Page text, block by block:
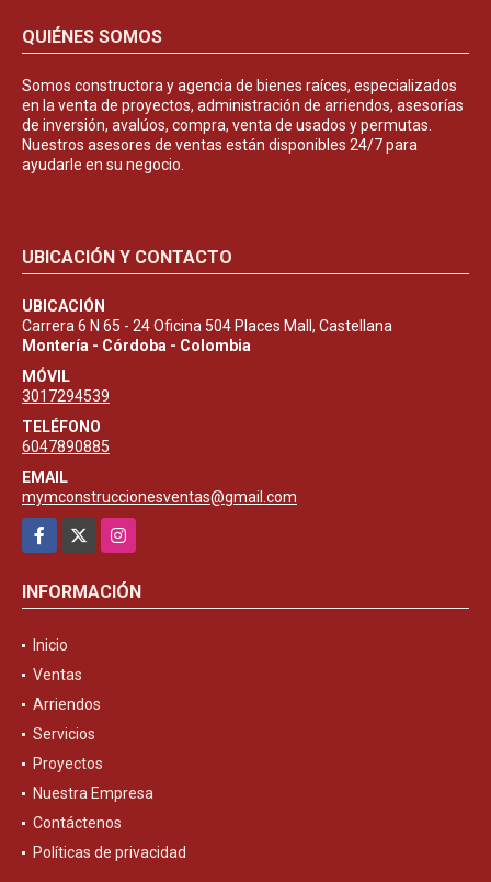
QUIÉNES SOMOS
Somos constructora y agencia de bienes raíces, especializados
en la venta de proyectos, administración de arriendos, asesorías
de inversión, avalúos, compra, venta de usados y permutas.
Nuestros asesores de ventas están disponibles 24/7 para
ayudarle en su negocio.
UBICACIÓN Y CONTACTO
UBICACIÓN
Carrera 6 N 65 - 24 Oficina 504 Places Mall, Castellana
Montería - Córdoba - Colombia
MÓVIL
3017294539
TELÉFONO
6047890885
EMAIL
mymconstruccionesventas@gmail.com
Facebook
Instagram
INFORMACIÓN
Inicio
Ventas
Arriendos
Servicios
Proyectos
Nuestra Empresa
Contáctenos
Políticas de privacidad